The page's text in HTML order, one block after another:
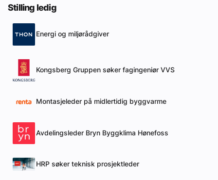
Stilling ledig
Energi og miljørådgiver
Kongsberg Gruppen søker fagingeniør VVS
Montasjeleder på midlertidig byggvarme
Avdelingsleder Bryn Byggklima Hønefoss
HRP søker teknisk prosjektleder